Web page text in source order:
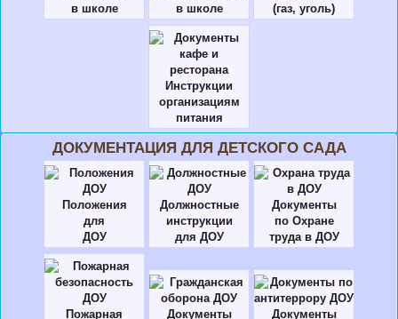
в школе
в школе
(газ, уголь)
Инструкции
организациям
питания
ДОКУМЕНТАЦИЯ ДЛЯ ДЕТСКОГО САДА
Положения
для
ДОУ
Должностные
инструкции
для ДОУ
Документы
по Охране
труда в ДОУ
Пожарная
Документы
Документы